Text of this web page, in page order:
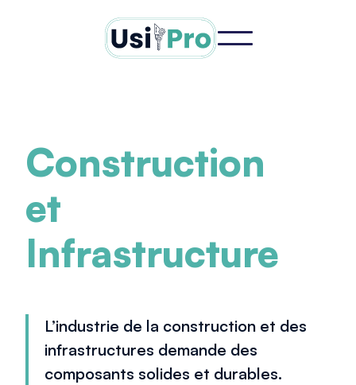
Construction
et
Infrastructure
L’industrie de la construction et des
infrastructures demande des
composants solides et durables.